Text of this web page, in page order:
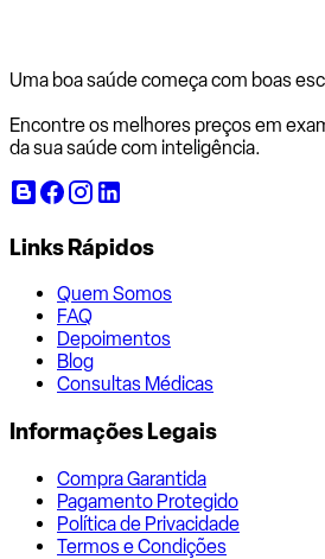
Uma boa saúde começa com boas
Encontre os melhores preços em
da sua saúde com inteligência.
Links Rápidos
Quem Somos
FAQ
Depoimentos
Blog
Consultas Médicas
Informações Legais
Compra Garantida
Pagamento Protegido
Política de Privacidade
Termos e Condições